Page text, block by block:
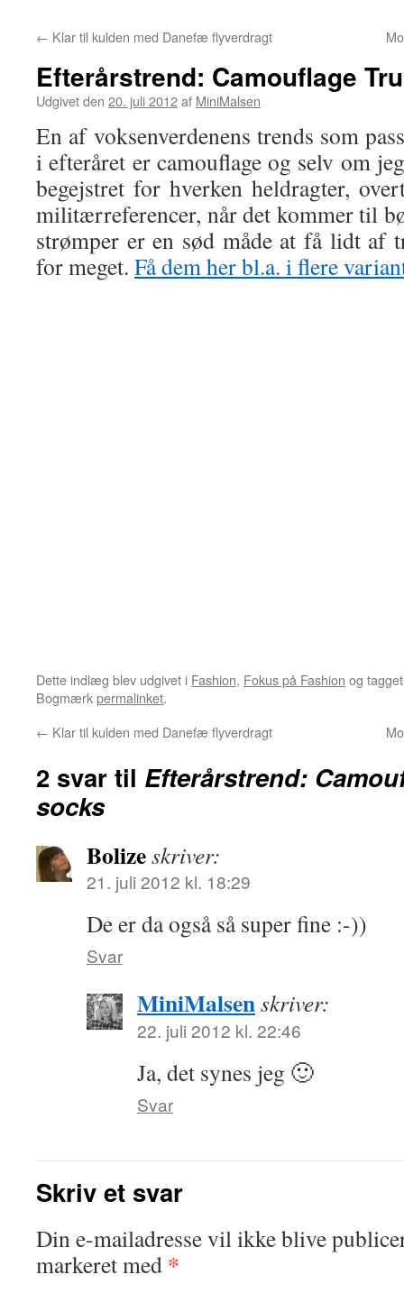
← Klar til kulden med Danefæ flyverdragt
Efterårstrend: Camouflage
Udgivet den 20. juli 2012af MiniMalsen
En af voksenverdenens trends som
i efteråret er camouflage og selv om
begejstret for hverken heldragter,
militærreferencer, når det kommer til
strømper er en sød måde at få lidt af
for meget. Få dem her bl.a. i flere
Dette indlæg blev udgivet i Fashion, Fokus på Fashion og
Bogmærkpermalinket.
← Klar til kulden med Danefæ flyverdragt
2 svar til Efterårstrend:
socks
Bolizeskriver:
21. juli 2012 kl. 18:29
De er da også så super fine :-))
Svar
MiniMalsenskriver:
22. juli 2012 kl. 22:46
Ja, det synes jeg 🙂
Svar
Skriv et svar
Din e-mailadresse vil ikke blive
markeret med *